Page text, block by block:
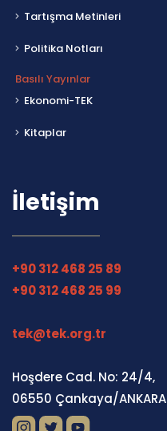
Tartışma Metinleri
Politika Notları
Basılı Yayınlar
Ekonomi-TEK
Kitaplar
İletişim
+90 312 468 25 89
+90 312 468 25 99
tek@tek.org.tr
Hoşdere Cad. No: 24/4,
06550 Çankaya/ANKARA